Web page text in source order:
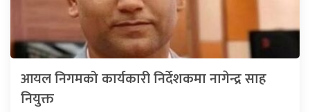
आयल निगमको कार्यकारी निर्देशकमा नागेन्द्र साह
नियुक्त